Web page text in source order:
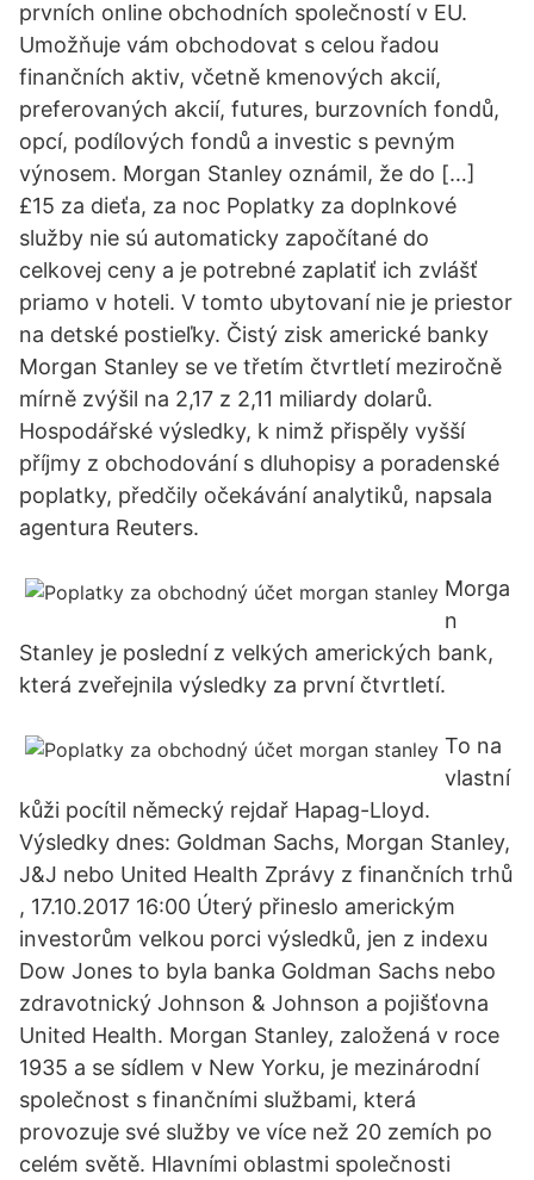
prvních online obchodních společností v EU.
Umožňuje vám obchodovat s celou řadou
finančních aktiv, včetně kmenových akcií,
preferovaných akcií, futures, burzovních fondů,
opcí, podílových fondů a investic s pevným
výnosem. Morgan Stanley oznámil, že do […]
£15 za dieťa, za noc Poplatky za doplnkové
služby nie sú automaticky započítané do
celkovej ceny a je potrebné zaplatiť ich zvlášť
priamo v hoteli. V tomto ubytovaní nie je priestor
na detské postieľky. Čistý zisk americké banky
Morgan Stanley se ve třetím čtvrtletí meziročně
mírně zvýšil na 2,17 z 2,11 miliardy dolarů.
Hospodářské výsledky, k nimž přispěly vyšší
příjmy z obchodování s dluhopisy a poradenské
poplatky, předčily očekávání analytiků, napsala
agentura Reuters.
Morga
n
Stanley je poslední z velkých amerických bank,
která zveřejnila výsledky za první čtvrtletí.
To na
vlastní
kůži pocítil německý rejdař Hapag-Lloyd.
Výsledky dnes: Goldman Sachs, Morgan Stanley,
J&J nebo United Health Zprávy z finančních trhů
, 17.10.2017 16:00 Úterý přineslo americkým
investorům velkou porci výsledků, jen z indexu
Dow Jones to byla banka Goldman Sachs nebo
zdravotnický Johnson & Johnson a pojišťovna
United Health. Morgan Stanley, založená v roce
1935 a se sídlem v New Yorku, je mezinárodní
společnost s finančními službami, která
provozuje své služby ve více než 20 zemích po
celém světě. Hlavními oblastmi společnosti